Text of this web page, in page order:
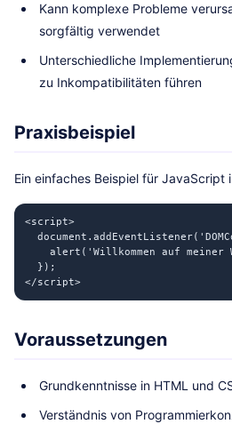
Kann komplexe Probleme
sorgfältig verwendet
Unterschiedliche
zu Inkompatibilitäten führen
Praxisbeispiel
Ein einfaches Beispiel für JavaScript
<script>
alert('Willkommen auf meiner
  });
</script>
Voraussetzungen
Grundkenntnisse in HTML und
Verständnis von